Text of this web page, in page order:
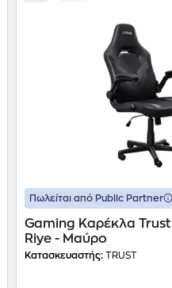
Πωλείται από Public Partner
Gaming Καρέκλα Trust
Riye - Μαύρο
Κατασκευαστής: TRUST